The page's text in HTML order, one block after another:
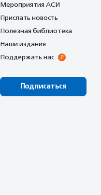
Мероприятия АСИ
Прислать новость
Полезная библиотека
Наши издания
Поддержать нас
Подписаться